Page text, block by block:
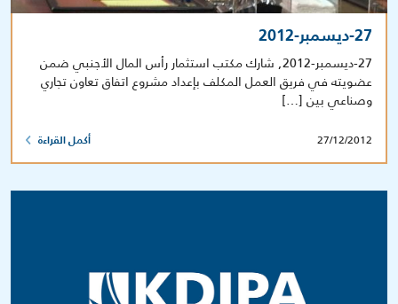
27-ديسمبر-2012
27-ديسمبر-2012, شارك مكتب استثمار رأس المال الأجنبي ضمن
عضويته في فريق العمل المكلف بإعداد مشروع اتفاق تعاون تجاري
وصناعي بين […]
27/12/2012 أكمل القراءة